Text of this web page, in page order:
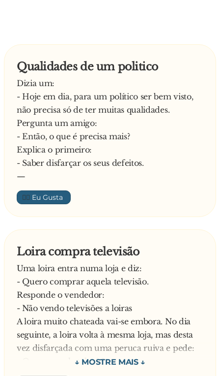
Qualidades de um politico
Dizia um:
- Hoje em dia, para um político ser bem visto,
não precisa só de ter muitas qualidades.
Pergunta um amigo:
- Então, o que é precisa mais?
Explica o primeiro:
- Saber disfarçar os seus defeitos.
—
👍🏼
Loira compra televisão
Uma loira entra numa loja e diz:
- Quero comprar aquela televisão.
Responde o vendedor:
- Não vendo televisões a loiras
A loira muito chateada vai-se embora. No dia
seguinte, a loira volta à mesma loja, mas desta
vez disfarçada com uma peruca ruiva e pede:
- Quero aquela televisão.